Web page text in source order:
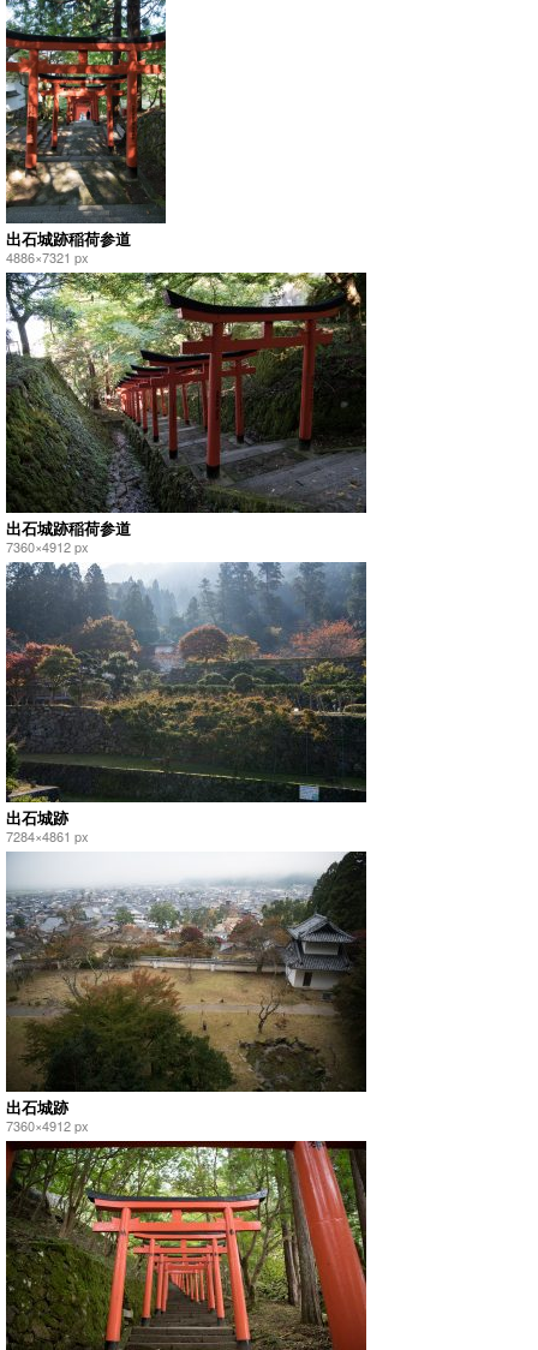
出石城跡稲荷参道
4886×7321 px
出石城跡稲荷参道
7360×4912 px
出石城跡
7284×4861 px
出石城跡
7360×4912 px